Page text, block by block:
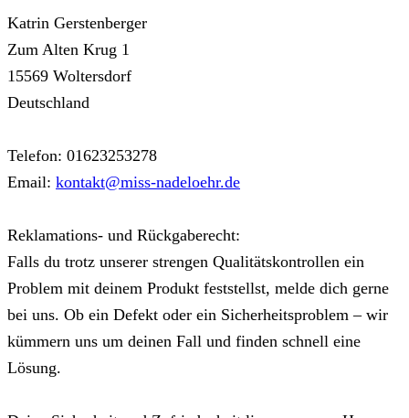
Katrin Gerstenberger
Zum Alten Krug 1
15569 Woltersdorf
Deutschland
Telefon: 01623253278
Email: kontakt@miss-nadeloehr.de
Reklamations- und Rückgaberecht:
Falls du trotz unserer strengen Qualitätskontrollen ein
Problem mit deinem Produkt feststellst, melde dich gerne
bei uns. Ob ein Defekt oder ein Sicherheitsproblem – wir
kümmern uns um deinen Fall und finden schnell eine
Lösung.